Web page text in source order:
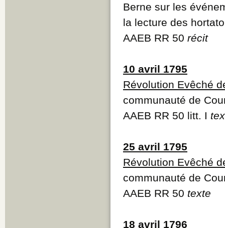
Berne sur les
la lecture des
AAEB RR 50 récit
10 avril 1795
Révolution Evêché
communauté de
AAEB RR 50 litt. I
25 avril 1795
Révolution Evêché
communauté de
AAEB RR 50 texte
18 avril 1796